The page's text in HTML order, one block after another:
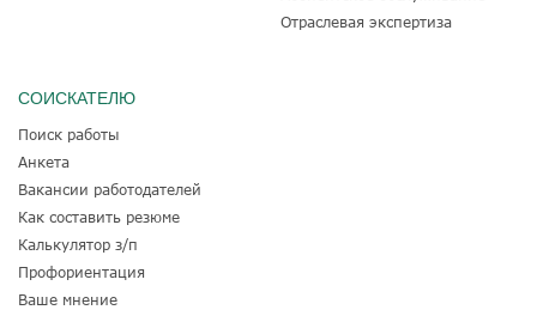
Отраслевая экспертиза
СОИСКАТЕЛЮ
Поиск работы
Анкета
Вакансии работодателей
Как составить резюме
Калькулятор з/п
Профориентация
Ваше мнение